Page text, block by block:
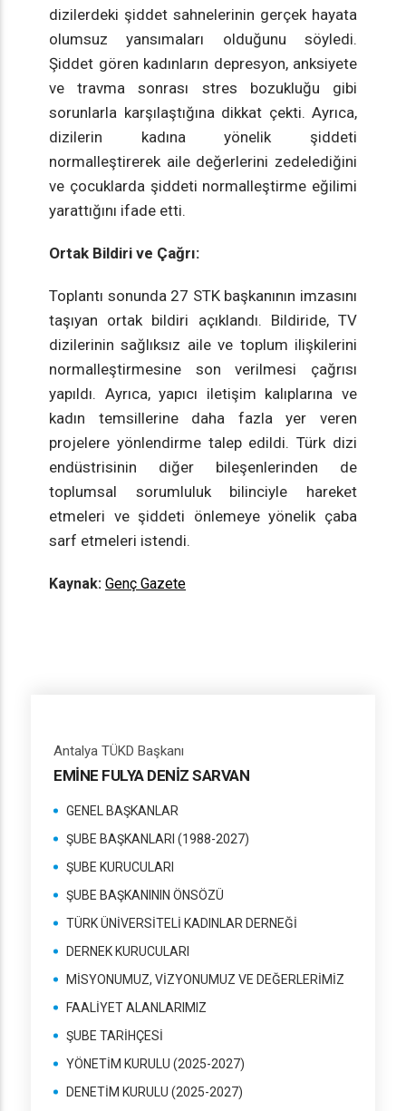
dizilerdeki şiddet sahnelerinin gerçek hayata
olumsuz yansımaları olduğunu söyledi.
Şiddet gören kadınların depresyon, anksiyete
ve travma sonrası stres bozukluğu gibi
sorunlarla karşılaştığına dikkat çekti. Ayrıca,
dizilerin kadına yönelik şiddeti
normalleştirerek aile değerlerini zedelediğini
ve çocuklarda şiddeti normalleştirme eğilimi
yarattığını ifade etti.
Ortak Bildiri ve Çağrı:
Toplantı sonunda 27 STK başkanının imzasını
taşıyan ortak bildiri açıklandı. Bildiride, TV
dizilerinin sağlıksız aile ve toplum ilişkilerini
normalleştirmesine son verilmesi çağrısı
yapıldı. Ayrıca, yapıcı iletişim kalıplarına ve
kadın temsillerine daha fazla yer veren
projelere yönlendirme talep edildi. Türk dizi
endüstrisinin diğer bileşenlerinden de
toplumsal sorumluluk bilinciyle hareket
etmeleri ve şiddeti önlemeye yönelik çaba
sarf etmeleri istendi.
Kaynak: Genç Gazete
Antalya TÜKD Başkanı
EMİNE FULYA DENİZ SARVAN
GENEL BAŞKANLAR
ŞUBE BAŞKANLARI (1988-2027)
ŞUBE KURUCULARI
ŞUBE BAŞKANININ ÖNSÖZÜ
TÜRK ÜNİVERSİTELİ KADINLAR DERNEĞİ
DERNEK KURUCULARI
MİSYONUMUZ, VİZYONUMUZ VE DEĞERLERİMİZ
FAALİYET ALANLARIMIZ
ŞUBE TARİHÇESİ
YÖNETİM KURULU (2025-2027)
DENETİM KURULU (2025-2027)